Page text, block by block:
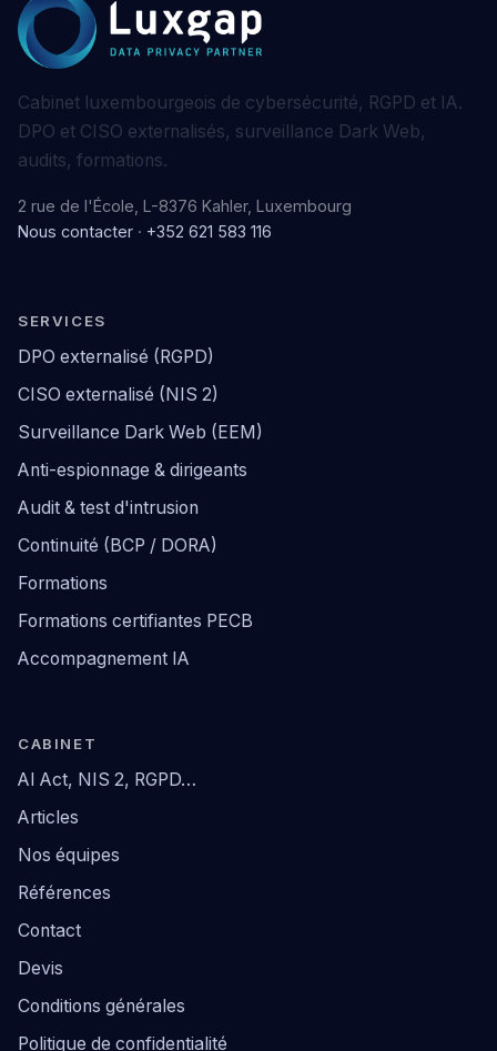
Cabinet luxembourgeois de cybersécurité, RGPD et IA.
DPO et CISO externalisés, surveillance Dark Web,
audits, formations.
2 rue de l'École, L-8376 Kahler, Luxembourg
Nous contacter · +352 621 583 116
SERVICES
DPO externalisé (RGPD)
CISO externalisé (NIS 2)
Surveillance Dark Web (EEM)
Anti-espionnage & dirigeants
Audit & test d'intrusion
Continuité (BCP / DORA)
Formations
Formations certifiantes PECB
Accompagnement IA
CABINET
AI Act, NIS 2, RGPD…
Articles
Nos équipes
Références
Contact
Devis
Conditions générales
Politique de confidentialité